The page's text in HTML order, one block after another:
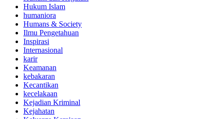
Hukum Islam
humaniora
Humans & Society
Ilmu Pengetahuan
Inspirasi
Internasional
karir
Keamanan
kebakaran
Kecantikan
kecelakaan
Kejadian Kriminal
Kejahatan